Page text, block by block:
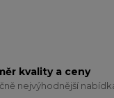
kvality a ceny
nejvýhodnější